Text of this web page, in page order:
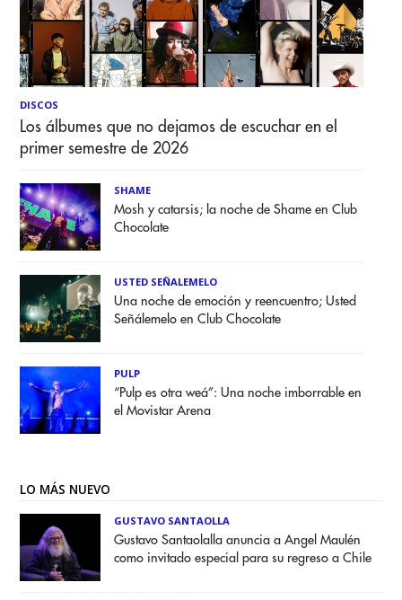
DISCOS
Los álbumes que no dejamos de escuchar en el
primer semestre de 2026
SHAME
Mosh y catarsis; la noche de Shame en Club
Chocolate
USTED SEÑALEMELO
Una noche de emoción y reencuentro; Usted
Señálemelo en Club Chocolate
PULP
“Pulp es otra weá”: Una noche imborrable en
el Movistar Arena
LO MÁS NUEVO
GUSTAVO SANTAOLLA
Gustavo Santaolalla anuncia a Angel Maulén
como invitado especial para su regreso a Chile